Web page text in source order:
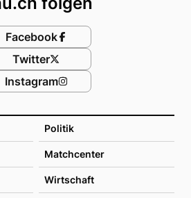
Politik
Matchcenter
Wirtschaft
Facebook
Twitter
Instagram